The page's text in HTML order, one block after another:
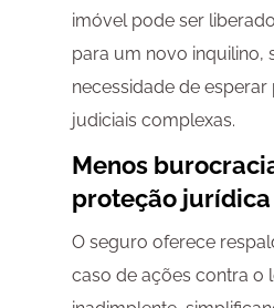
imóvel pode ser
para um novo inquilino,
necessidade de esperar
judiciais complexas.
Menos
proteção jurídica
O seguro oferece
caso de ações contra o